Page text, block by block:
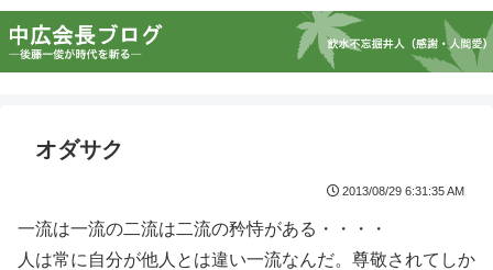
オダサク
2013/08/29 6:31:35 AM
一流は一流の二流は二流の矜恃がある・・・・
人は常に自分が他人とは違い一流なんだ。尊敬されてしか